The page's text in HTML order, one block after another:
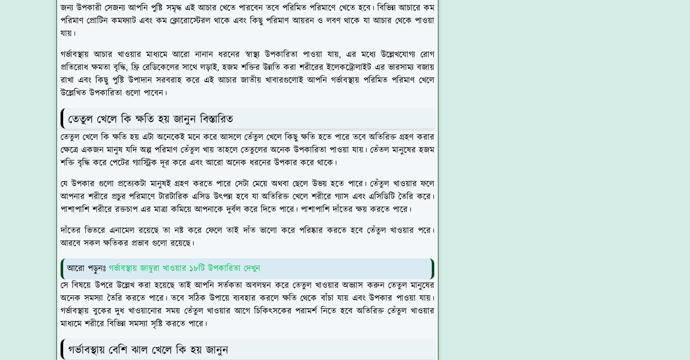
জন্য উপকারী সেজন্য আপনি পুষ্টি সমৃদ্ধ এই আচার খেতে পারবেন তবে পরিমিত পরিমাণে খেতে হবে। বিভিন্ন আচারে কম
পরিমাণ প্রোটিন কমফ্যাট এবং কম ক্লোরোস্টেরল থাকে এবং কিছু পরিমাণ আয়রন ও লবণ থাকে যা আচার থেকে পাওয়া
যায়।
গর্ভাবস্থায় আচার খাওয়ার মাধ্যমে আরো নানান ধরনের স্বাস্থ্য উপকারিতা পাওয়া যায়, এর মধ্যে উল্লেখযোগ্য রোগ
প্রতিরোধ ক্ষমতা বৃদ্ধি, ফ্রি রেডিকেলের সাথে লড়াই, হজম শক্তির উন্নতি করা শরীরের ইলেকট্রোলাইট এর ভারসাম্য বজায়
রাখা এবং কিছু পুষ্টি উপাদান সরবরাহ করে এই আচার জাতীয় খাবারগুলোই আপনি গর্ভাবস্থায় পরিমিত পরিমাণ খেলে
উল্লেখিত উপকারিতা গুলো পাবেন।
তেতুল খেলে কি ক্ষতি হয় জানুন বিস্তারিত
তেতুল খেলে কি ক্ষতি হয় এটা অনেকেই মনে করে আসলে তেঁতুল খেলে কিছু ক্ষতি হতে পারে তবে অতিরিক্ত গ্রহণ করার
ক্ষেত্রে একজন মানুষ যদি অল্প পরিমাণ তেঁতুল খায় তাহলে তেতুলের অনেক উপকারিতা পাওয়া যায়। তেঁতল মানুষের হজম
শক্তি বৃদ্ধি করে পেটের গ্যাস্ট্রিক দূর করে এবং আরো অনেক ধরনের উপকার করে থাকে।
যে উপকার গুলো প্রত্যেকটা মানুষই গ্রহণ করতে পারে সেটা মেয়ে অথবা ছেলে উভয় হতে পারে। তেঁতুল খাওয়ার ফলে
আপনার শরীরে প্রচুর পরিমাণে টারটারিক এসিড উৎপন্ন হবে যা অতিরিক্ত খেলে শরীরে গ্যাস এবং এসিডিটি তৈরি করে।
পাশাপাশি শরীরে রক্তচাপ এর মাত্রা কমিয়ে আপনাকে দুর্বল করে দিতে পারে। পাশাপাশি দাঁতের ক্ষয় করতে পারে।
দাঁতের ভিতরে এনামেল রয়েছে তা নষ্ট করে ফেলে তাই দাঁত ভালো করে পরিষ্কার করতে হবে তেঁতুল খাওয়ার পরে।
আরবে সকল ক্ষতিকর প্রভাব গুলো রয়েছে।
আরো পড়ুনঃ গর্ভাবস্থায় জাম্বুরা খাওয়ার ১৮টি উপকারিতা দেখুন
সে বিষয়ে উপরে উল্লেখ করা হয়েছে তাই আপনি সর্তকতা অবলম্বন করে তেতুল খাওয়ার অভ্যাস করুন তেতুল মানুষের
অনেক সমস্যা তৈরি করতে পারে। তবে সঠিক উপায়ে ব্যবহার করলে ক্ষতি থেকে বাঁচা যায় এবং উপকার পাওয়া যায়।
গর্ভাবস্থায় বুকের দুধ খাওয়ানোর সময় তেঁতুল খাওয়ার আগে চিকিৎসকের পরামর্শ নিতে হবে অতিরিক্ত তেঁতুল খাওয়ার
মাধ্যমে শরীরে বিভিন্ন সমস্যা সৃষ্টি করতে পারে।
গর্ভাবস্থায় বেশি ঝাল খেলে কি হয় জানুন